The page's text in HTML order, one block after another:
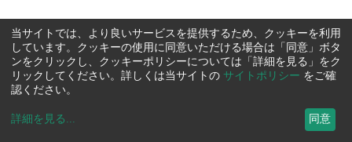
当サイトでは、より良いサービスを提供するため、クッキーを利用
しています。クッキーの使用に同意いただける場合は「同意」ボタ
ンをクリックし、クッキーポリシーについては「詳細を見る」をク
リックしてください。詳しくは当サイトの サイトポリシー をご確
認ください。
詳細を見る ... 同意